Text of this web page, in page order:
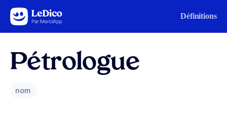
Aller au contenu Définitions
Pétrologue
nom